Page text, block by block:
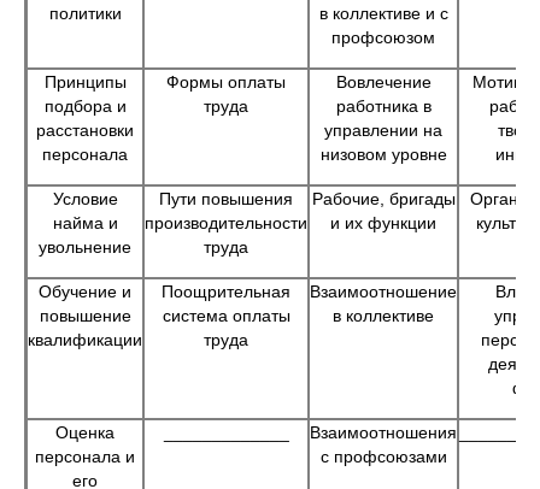
политики
в коллективе и с
профсоюзом
Принципы
подбора и
расстановки
персонала
Формы оплаты
труда
Вовлечение
работника в
управлении на
низовом уровне
Условие
найма и
увольнение
Пути повышения
производительности
труда
Рабочие, бригады
и их функции
Обучение и
повышение
квалификации
Поощрительная
система оплаты
труда
Взаимоотношение
в коллективе
Оценка
персонала и
его
Взаимоотношения
с профсоюзами